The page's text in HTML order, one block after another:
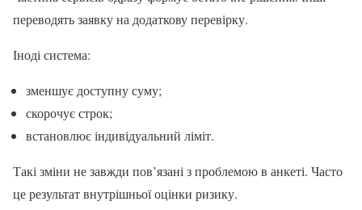
переводять заявку на додаткову перевірку.
Іноді система:
зменшує доступну суму;
скорочує строк;
встановлює індивідуальний ліміт.
Такі зміни не завжди пов’язані з проблемою в анкеті. Часто
це результат внутрішньої оцінки ризику.